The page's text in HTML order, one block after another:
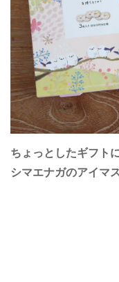
ちょっとしたギフト
シマエナガのアイマ